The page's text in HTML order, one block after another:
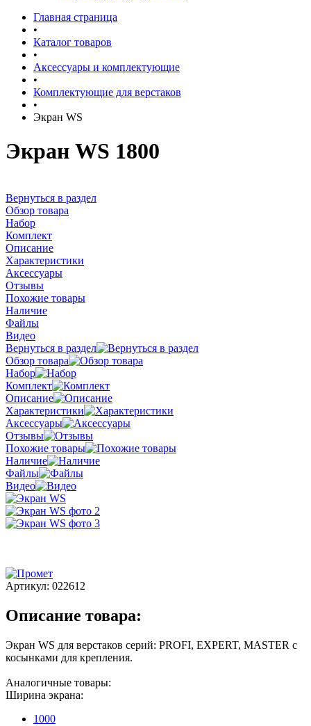
Главная страница
•
Каталог товаров
•
Аксессуары и комплектующие
•
Комплектующие для верстаков
•
Экран WS
Экран WS 1800
Вернуться в раздел
Обзор товара
Набор
Комплект
Описание
Характеристики
Аксессуары
Отзывы
Похожие товары
Наличие
Файлы
Видео
Вернуться в раздел
Обзор товара
Набор
Комплект
Описание
Характеристики
Аксессуары
Отзывы
Похожие товары
Наличие
Файлы
Видео
Артикул: 022612
Описание товара:
Экран WS для верстаков серий: PROFI, EXPERT, MASTER с
косынками для крепления.
Аналогичные товары:
Ширина экрана:
1000